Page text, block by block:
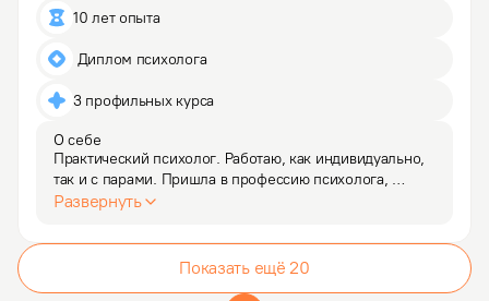
10 лет опыта
Диплом психолога
3 профильных курса
О себе
Практический психолог. Работаю, как индивидуально,
так и с парами. Пришла в профессию психолога,
потому что это -  больше, чем профессия. Она даёт
помогает справиться со своими психологическими
Развернуть
Показать ещё20